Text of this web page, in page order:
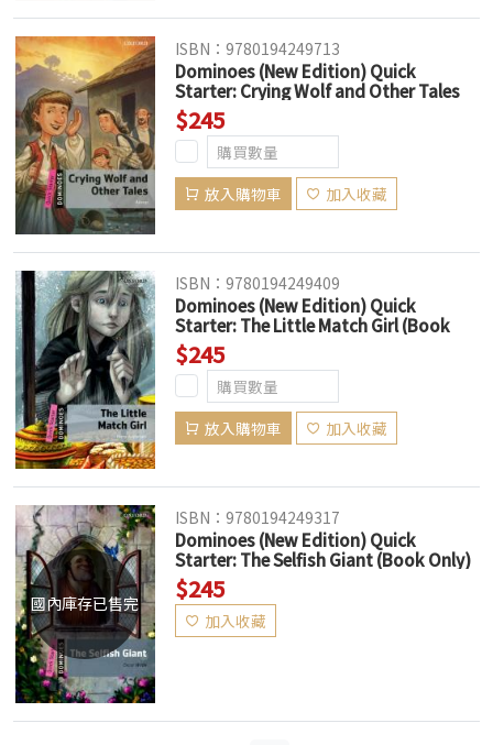
ISBN：9780194249713
Dominoes (New Edition) Quick
Starter: Crying Wolf and Other Tales
(Book Only)
$245
放入購物車 加入收藏
ISBN：9780194249409
Dominoes (New Edition) Quick
Starter: The Little Match Girl (Book
Only)
$245
放入購物車 加入收藏
國內庫存已售完
ISBN：9780194249317
Dominoes (New Edition) Quick
Starter: The Selfish Giant (Book Only)
$245
加入收藏